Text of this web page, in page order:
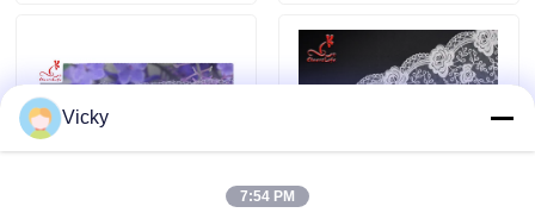
Exhibition Information
tissu brodé de dentelle
équilibre brodé de dentelle
Vicky
7:54 PM